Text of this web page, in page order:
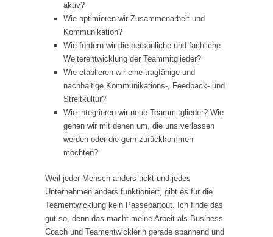
aktiv?
Wie optimieren wir Zusammenarbeit und
Kommunikation?
Wie fördern wir die persönliche und fachliche
Weiterentwicklung der Teammitglieder?
Wie etablieren wir eine tragfähige und
nachhaltige Kommunikations-, Feedback- und
Streitkultur?
Wie integrieren wir neue Teammitglieder? Wie
gehen wir mit denen um, die uns verlassen
werden oder die gern zurückkommen
möchten?
Weil jeder Mensch anders tickt und jedes
Unternehmen anders funktioniert, gibt es für die
Teamentwicklung kein Passepartout. Ich finde das
gut so, denn das macht meine Arbeit als Business
Coach und Teamentwicklerin gerade spannend und